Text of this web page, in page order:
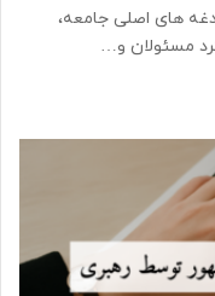
های اصلی جامعه،
مسئولان و…